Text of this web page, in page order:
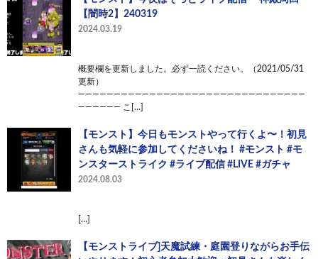
【闇時2】240319
2024.03.19
概要欄を更新しました。必ず一読ください。（2021/05/31
更新）
————————————————————————————————
—————— こ[…]
【モンスト】今日もモンストやって行くよ〜！初見
さんも気軽に参加してくださいね！ #モンスト #モ
ンスターストライク #ライブ配信 #LIVE #ガチャ
2024.08.03
[…]
【モンストライブ]天魔試練・庭園登りながらお手伝